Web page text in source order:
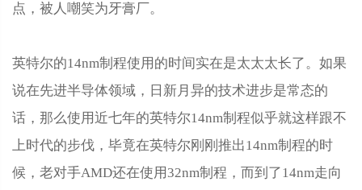
点，被人嘲笑为牙膏厂。
英特尔的14nm制程使用的时间实在是太太太长了。如果
说在先进半导体领域，日新月异的技术进步是常态的
话，那么使用近七年的英特尔14nm制程似乎就这样跟不
上时代的步伐，毕竟在英特尔刚刚推出14nm制程的时
候，老对手AMD还在使用32nm制程，而到了14nm走向